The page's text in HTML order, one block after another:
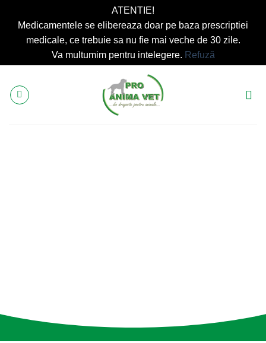
ATENTIE!
Medicamentele se elibereaza doar pe baza prescriptiei
medicale, ce trebuie sa nu fie mai veche de 30 zile.
Va multumim pentru intelegere. Refuză
content